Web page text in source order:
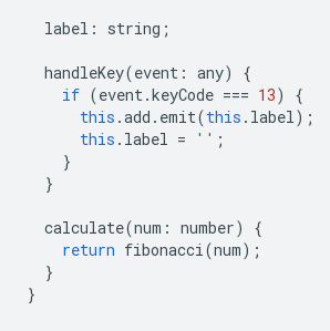
label : string ;
handleKey(event : any)
{
if (event.keyCode === 13)
{
this .add . emit(this . label);
this . label = '' ;
}
}
calculate(num : number)
{
return fibonacci(num);
}
}